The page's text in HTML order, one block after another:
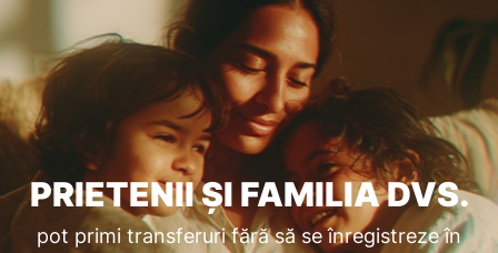
PRIETENII ȘI FAMILIA DVS.
pot primi transferuri fără să se înregistreze în